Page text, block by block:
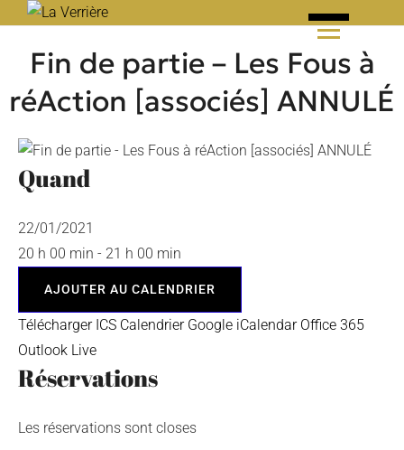
contentFin de partie – Les Fous à
réAction [associés] ANNULÉ
Quand
22/01/2021
20 h 00 min - 21 h 00 min
AJOUTER AU CALENDRIER
Télécharger ICS Calendrier Google iCalendar Office 365
Outlook Live
Réservations
Les réservations sont closes